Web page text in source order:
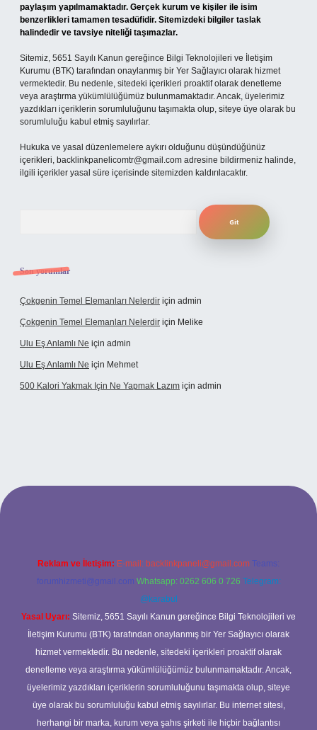
paylaşım yapılmamaktadır. Gerçek kurum ve kişiler ile isim
benzerlikleri tamamen tesadüfidir. Sitemizdeki bilgiler taslak
halindedir ve tavsiye niteliği taşımazlar.
Sitemiz, 5651 Sayılı Kanun gereğince Bilgi Teknolojileri ve İletişim
Kurumu (BTK) tarafından onaylanmış bir Yer Sağlayıcı olarak hizmet
vermektedir. Bu nedenle, sitedeki içerikleri proaktif olarak denetleme
veya araştırma yükümlülüğümüz bulunmamaktadır. Ancak, üyelerimiz
yazdıkları içeriklerin sorumluluğunu taşımakta olup, siteye üye olarak bu
sorumluluğu kabul etmiş sayılırlar.
Hukuka ve yasal düzenlemelere aykırı olduğunu düşündüğünüz
içerikleri, backlinkpanelicomtr@gmail.com adresine bildirmeniz halinde,
ilgili içerikler yasal süre içerisinde sitemizden kaldırılacaktır.
Son yorumlar
Çokgenin Temel Elemanları Nelerdir için admin
Çokgenin Temel Elemanları Nelerdir için Melike
Ulu Eş Anlamlı Ne için admin
Ulu Eş Anlamlı Ne için Mehmet
500 Kalori Yakmak Için Ne Yapmak Lazım için admin
Reklam ve İletişim: E-mail: backlinkpaneli@gmail.com Teams:
forumhizmeti@gmail.com Whatsapp: 0262 606 0 726 Telegram:
@karabul
Yasal Uyarı: Sitemiz, 5651 Sayılı Kanun gereğince Bilgi Teknolojileri ve
İletişim Kurumu (BTK) tarafından onaylanmış bir Yer Sağlayıcı olarak
hizmet vermektedir. Bu nedenle, sitedeki içerikleri proaktif olarak
denetleme veya araştırma yükümlülüğümüz bulunmamaktadır. Ancak,
üyelerimiz yazdıkları içeriklerin sorumluluğunu taşımakta olup, siteye
üye olarak bu sorumluluğu kabul etmiş sayılırlar. Bu internet sitesi,
herhangi bir marka, kurum veya şahıs şirketi ile hiçbir bağlantısı